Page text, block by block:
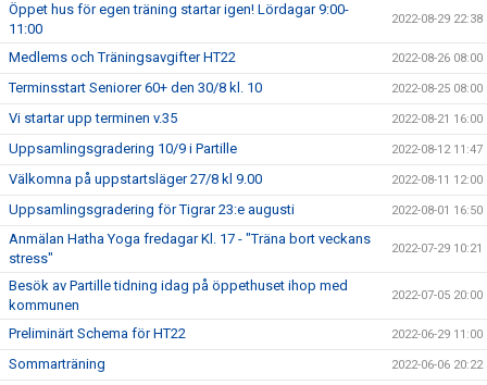
Öppet hus för egen träning startar igen! Lördagar 9:00-
11:00
2022-08-29 22:38
Medlems och Träningsavgifter HT22 2022-08-26 08:00
Terminsstart Seniorer 60+ den 30/8 kl. 10 2022-08-25 08:00
Vi startar upp terminen v.35 2022-08-21 16:00
Uppsamlingsgradering 10/9 i Partille 2022-08-12 11:47
Välkomna på uppstartsläger 27/8 kl 9.00 2022-08-11 12:00
Uppsamlingsgradering för Tigrar 23:e augusti 2022-08-01 16:50
Anmälan Hatha Yoga fredagar Kl. 17 - "Träna bort veckans
stress"
2022-07-29 10:21
Besök av Partille tidning idag på öppethuset ihop med
kommunen
2022-07-05 20:00
Preliminärt Schema för HT22 2022-06-29 11:00
Sommarträning 2022-06-06 20:22